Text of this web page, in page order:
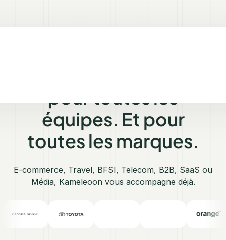
pour toutes les
équipes. Et pour
toutes les marques.
E-commerce, Travel, BFSI, Telecom, B2B, SaaS ou
Média, Kameleoon vous accompagne déjà.